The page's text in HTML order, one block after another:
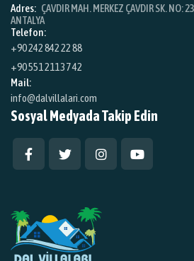
Adres: ÇAVDIR MAH. MERKEZ ÇAVDIR SK. NO:
ANTALYA
Telefon:
+90 242 842 22 88
+90 551 211 37 42
Mail:
info@dalvillalari.com
Sosyal Medyada Takip Edin